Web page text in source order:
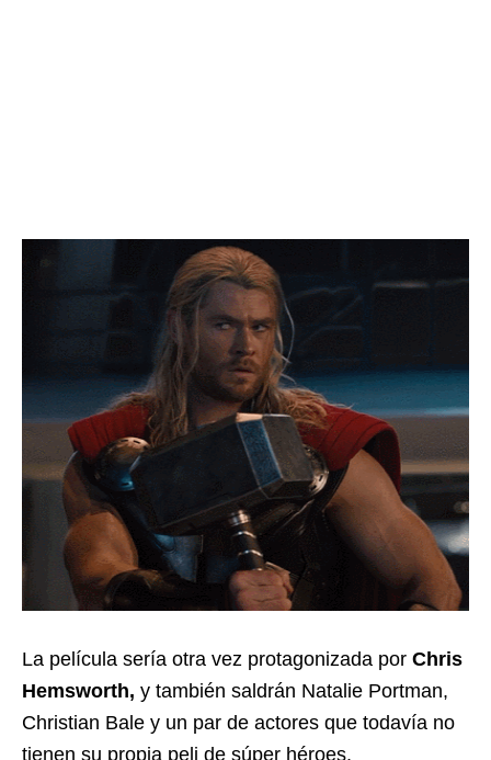
La película sería otra vez protagonizada por Chris
Hemsworth, y también saldrán Natalie Portman,
Christian Bale y un par de actores que todavía no
tienen su propia peli de súper héroes.